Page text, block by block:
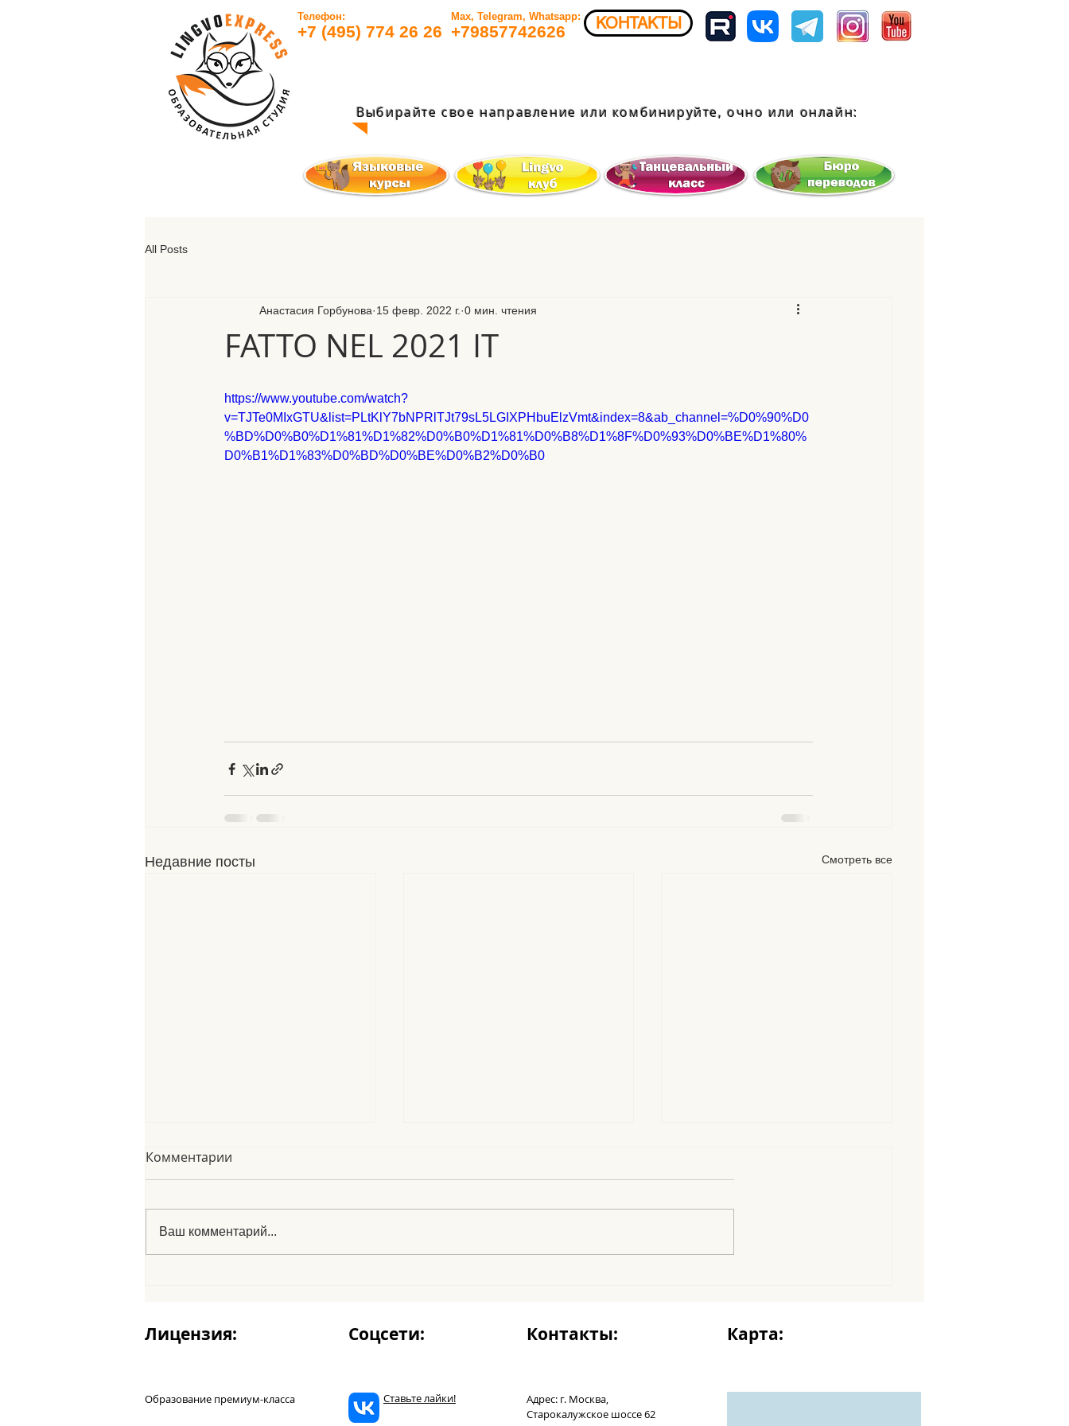
Телефон:
+7 (495) 774 26 26​
Max, Telegram, Whatsapp:
+79857742626​ КОНТАКТЫ
Выбирайте свое направление или комбинируйте, очно или онлайн:
All Posts
FATTO NEL 2021 IT
Анастасия Горбунова 15 февр. 2022 г. 0 мин. чтения
https://www.youtube.com/watch?
v=TJTe0MIxGTU&list=PLtKlY7bNPRlTJt79sL5LGIXPHbuElzVmt&index=8&ab_channel=%D0%90%D0
%BD%D0%B0%D1%81%D1%82%D0%B0%D1%81%D0%B8%D1%8F%D0%93%D0%BE%D1%80%
D0%B1%D1%83%D0%BD%D0%BE%D0%B2%D0%B0
Недавние посты Смотреть все
Le fabole españole
Le Noel
Комментарии
Ваш комментарий...
Лицензия: Соцсети: Контакты: Карта:
Образование премиум-класса Ставьте лайки!
Адрес: г. Москва,
Старокалужское шоссе 62